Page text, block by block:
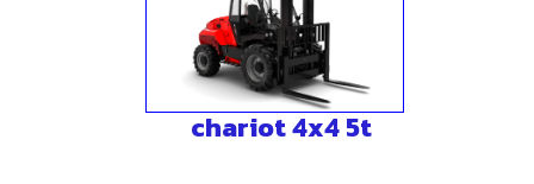
chariot 4x4 5t